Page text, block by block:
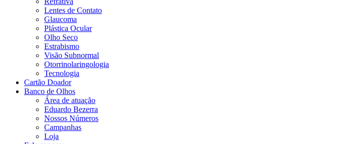
Lentes de Contato
Glaucoma
Plástica Ocular
Olho Seco
Estrabismo
Visão Subnormal
Otorrinolaringologia
Tecnologia
Cartão Doador
Banco de Olhos
Área de atuação
Eduardo Bezerra
Nossos Números
Campanhas
Loja